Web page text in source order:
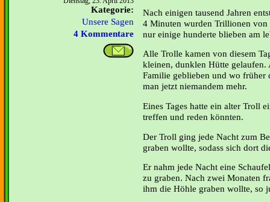
Kategorie:
Unsere Sagen
4 Kommentare
Nach einigen tausend Jahren
4 Minuten wurden Trillionen
nur einige hunderte blieben am
Alle Trolle kamen von diesem
kleinen, dunklen Hütte
Familie geblieben und wo früher
man jetzt niemandem mehr.
Eines Tages hatte ein alter Troll
treffen und reden könnten.
Der Troll ging jede Nacht zum
graben wollte, sodass sich dort
Er nahm jede Nacht eine
zu graben. Nach zwei Monaten
ihm die Höhle graben wollte, so